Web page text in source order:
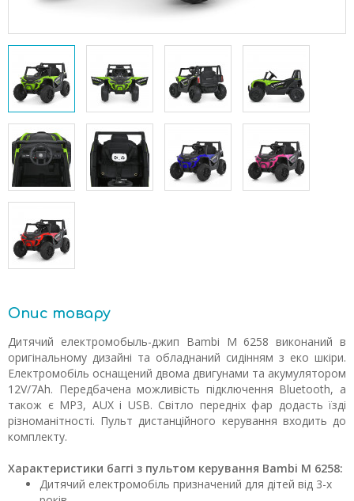
Опис товару
Дитячий електромобыль-джип Bambi M 6258 виконаний в
оригінальному дизайні та обладнаний сидінням з еко шкіри.
Електромобіль оснащений двома двигунами та акумулятором
12V/7Ah. Передбачена можливість підключення Bluetooth, а
також є MP3, AUX і USB. Світло передніх фар додасть їзді
різноманітності. Пульт дистанційного керування входить до
комплекту.
Характеристики баггі з пультом керування Bambi M 6258:
Дитячий електромобіль призначений для дітей від 3-х